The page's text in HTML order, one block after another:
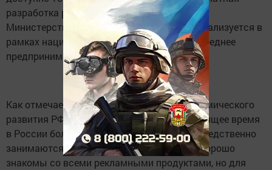
разработка рекламного креатива, сообщает
Министерство экономики РТ. Поддержка реализуется в
рамках национального проекта «Малое и среднее
предпринимательство».
Как отмечает заместитель министра экономического
развития РФ Татьяна Илюшникова, в настоящее время
в России более 213 тысяч компаний непосредственно
занимаются рекламной деятельностью и хорошо
знакомы со всеми рекламными продуктами, но для